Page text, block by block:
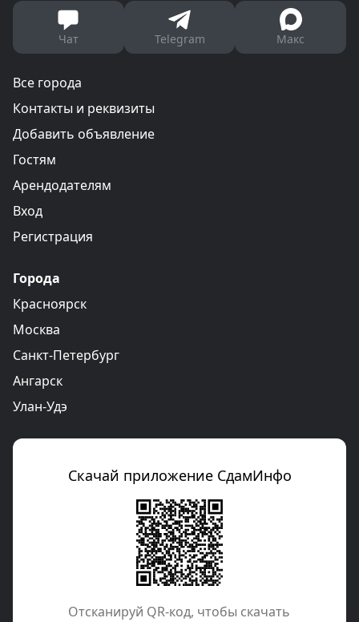
Чат Telegram Макс
Все города
Контакты и реквизиты
Добавить объявление
Гостям
Арендодателям
Вход
Регистрация
Города
Красноярск
Москва
Санкт-Петербург
Ангарск
Улан-Удэ
Скачай приложение СдамИнфо
Отcканируй QR-код, чтобы скачать